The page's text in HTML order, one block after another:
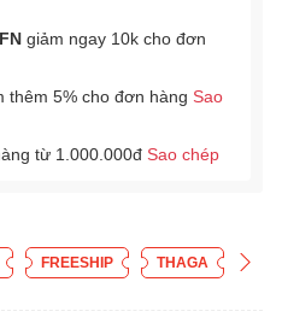
giảm ngay 10k cho đơn
thêm 5% cho đơn hàng Sao
từ 1.000.000đ Sao chép
FREESHIP THAGA